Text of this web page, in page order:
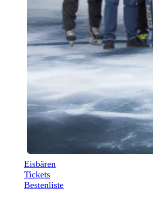
Eisbären
Tickets
Bestenliste